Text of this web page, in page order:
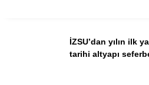
İZSU’dan yılın ilk
tarihi altyapı